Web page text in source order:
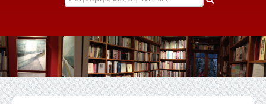
Κατάλογος
Εκδηλώσεις
Επικοινωνία